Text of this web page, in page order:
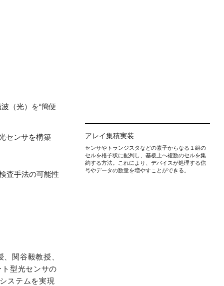
（光）を“簡便
センサを構築
査手法の可能性
関谷毅教授、
型光センサの
ステムを実現
アレイ集積実装
センサやトランジスタなどの素子からなる１組の
セルを格子状に配列し、基板上へ複数のセルを集
約する方法。これにより、デバイスが処理する信
号やデータの数量を増やすことができる。